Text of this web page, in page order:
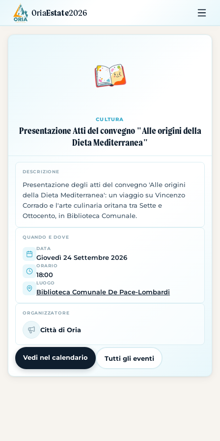
OriaEstate2026
Calendario Mostre Siti da Visitare
CULTURA
Presentazione Atti del convegno "Alle origini della
Dieta Mediterranea"
DESCRIZIONE
Presentazione degli atti del convegno 'Alle origini
della Dieta Mediterranea': un viaggio su Vincenzo
Corrado e l'arte culinaria oritana tra Sette e
Ottocento, in Biblioteca Comunale.
QUANDO E DOVE
DATA
Giovedì 24 Settembre 2026
ORARIO
18:00
LUOGO
Biblioteca Comunale De Pace-Lombardi
ORGANIZZATORE
Città di Oria
Vedi nel calendario Tutti gli eventi